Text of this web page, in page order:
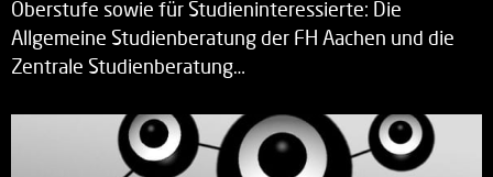
Oberstufe sowie für Studieninteressierte: Die
Allgemeine Studienberatung der FH Aachen und die
Zentrale Studienberatung…